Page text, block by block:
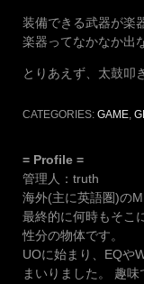
装備できる武器が楽
楽器ってなかなか出
とりあえず、太鼓叩
CATEGORIES: GAME,
= Profile =
管理人：truth
海外(主に英語圏)の
最終的に何時もそこ
性分の物体です。
UOに始まり、EQや
まいりました。 趣味